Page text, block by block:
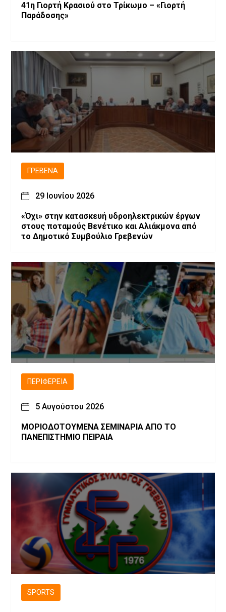
41η Γιορτή Κρασιού στο Τρίκωμο – «Γιορτή
Παράδοσης»
ΓΡΕΒΕΝΆ
29 Ιουνίου 2026
«Όχι» στην κατασκευή υδροηλεκτρικών έργων
στους ποταμούς Βενέτικο και Αλιάκμονα από
το Δημοτικό Συμβούλιο Γρεβενών
ΠΕΡΙΦΈΡΕΙΑ
5 Αυγούστου 2026
ΜΟΡΙΟΔΟΤΟΥΜΕΝΑ ΣΕΜΙΝΑΡΙΑ ΑΠΟ ΤΟ
ΠΑΝΕΠΙΣΤΗΜΙΟ ΠΕΙΡΑΙΑ
SPORTS